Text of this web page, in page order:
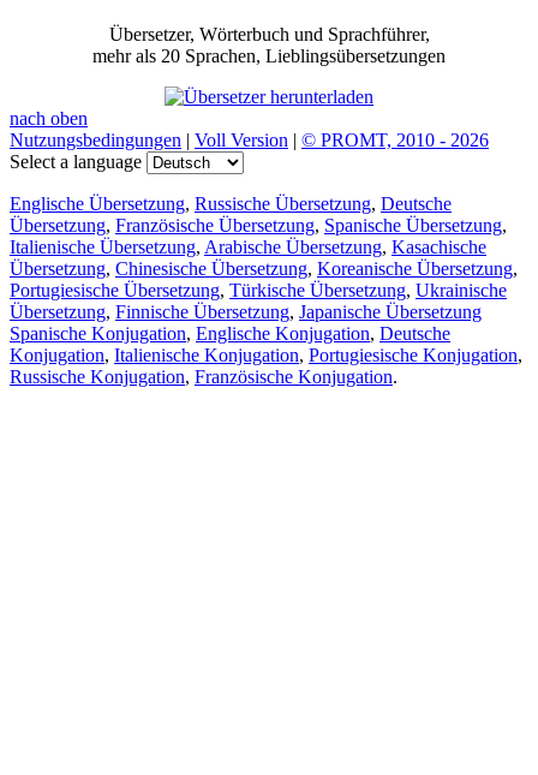
Übersetzer, Wörterbuch und Sprachführer,
mehr als 20 Sprachen, Lieblingsübersetzungen
nach oben
Nutzungsbedingungen | Voll Version | © PROMT, 2010 - 2026
Select a language
Englische Übersetzung, Russische Übersetzung, Deutsche
Übersetzung, Französische Übersetzung, Spanische Übersetzung,
Italienische Übersetzung, Arabische Übersetzung, Kasachische
Übersetzung, Chinesische Übersetzung, Koreanische Übersetzung,
Portugiesische Übersetzung, Türkische Übersetzung, Ukrainische
Übersetzung, Finnische Übersetzung, Japanische Übersetzung
Spanische Konjugation, Englische Konjugation, Deutsche
Konjugation, Italienische Konjugation, Portugiesische Konjugation,
Russische Konjugation, Französische Konjugation.